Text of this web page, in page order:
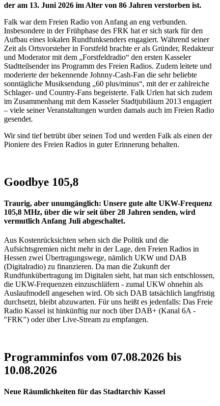
der am 13. Juni 2026 im Alter von 86 Jahren verstorben ist.
Falk war dem Freien Radio von Anfang an eng verbunden.
Insbesondere in der Frühphase des FRK hat er sich stark für den
Aufbau eines lokalen Rundfunksenders engagiert. Während seiner
Zeit als Ortsvorsteher in Forstfeld brachte er als Gründer, Redakteur
und Moderator mit dem „Forstfeldradio“ den ersten Kasseler
Stadtteilsender ins Programm des Freien Radios. Zudem leitete und
moderierte der bekennende Johnny-Cash-Fan die sehr beliebte
sonntägliche Musiksendung „60 plus/minus“, mit der er zahlreiche
Schlager- und Country-Fans begeisterte. Falk Urlen hat sich zudem
im Zusammenhang mit dem Kasseler Stadtjubiläum 2013 engagiert
– viele seiner Veranstaltungen wurden damals auch im Freien Radio
gesendet.
Wir sind tief betrübt über seinen Tod und werden Falk als einen der
Pioniere des Freien Radios in guter Erinnerung behalten.
Goodbye 105,8
Traurig, aber unumgänglich: Unsere gute alte UKW-Frequenz
105,8 MHz, über die wir seit über 28 Jahren senden, wird
vermutlich Anfang Juli abgeschaltet.
Aus Kostenrücksichten sehen sich die Politik und die
Aufsichtsgremien nicht mehr in der Lage, den Freien Radios in
Hessen zwei Übertragungswege, nämlich UKW und DAB
(Digitalradio) zu finanzieren. Da man die Zukunft der
Rundfunkübertragung im Digitalen sieht, hat man sich entschlossen,
die UKW-Frequenzen einzuschläfern - zumal UKW ohnehin als
Auslaufmodell angesehen wird. Ob sich DAB tatsächlich langfristig
durchsetzt, bleibt abzuwarten. Für uns heißt es jedenfalls: Das Freie
Radio Kassel ist hinkünftig nur noch über DAB+ (Kanal 6A -
"FRK") oder über Live-Stream zu empfangen.
Programminfos vom 07.08.2026 bis
10.08.2026
Neue Räumlichkeiten für das Stadtarchiv Kassel